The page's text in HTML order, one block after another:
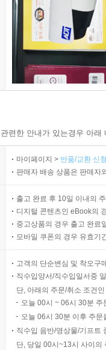
련한 안내가 있는경우 아
마이페이지 > 반품/교환 신
판매자 배송 상품은 판매자
출고 완료 후 10일 이내의
디지털 콘텐츠인 eBook의
중고상품의 경우 출고 완료
모바일 쿠폰의 경우 유효기
고객의 단순변심 및 착오구
직수입양서/직수입일서중
단, 아래의 주문/취소 조건
오늘 00시 ~ 06시 30분
오늘 06시 30분 이후 주
직수입 음반/영상물/기프트
단, 당일 00시~13시 사이의